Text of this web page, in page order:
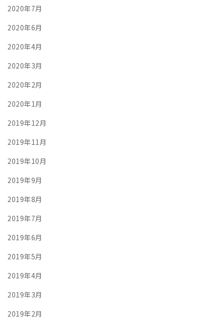
2020年7月
2020年6月
2020年4月
2020年3月
2020年2月
2020年1月
2019年12月
2019年11月
2019年10月
2019年9月
2019年8月
2019年7月
2019年6月
2019年5月
2019年4月
2019年3月
2019年2月